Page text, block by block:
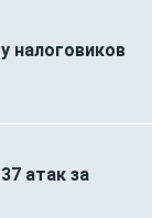
налоговиков
атак за